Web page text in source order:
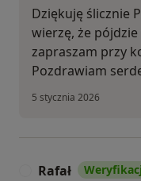
Dziękuję ślicznie
wierzę, że
zapraszam przy
Pozdrawiam
5 stycznia 2026
Rafał